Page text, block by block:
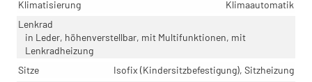
Klimatisierung
Klimaautomatik
Lenkrad
in Leder, höhenverstellbar, mit Multifunktionen, mit
Lenkradheizung
Sitze
Isofix (Kindersitzbefestigung), Sitzheizung